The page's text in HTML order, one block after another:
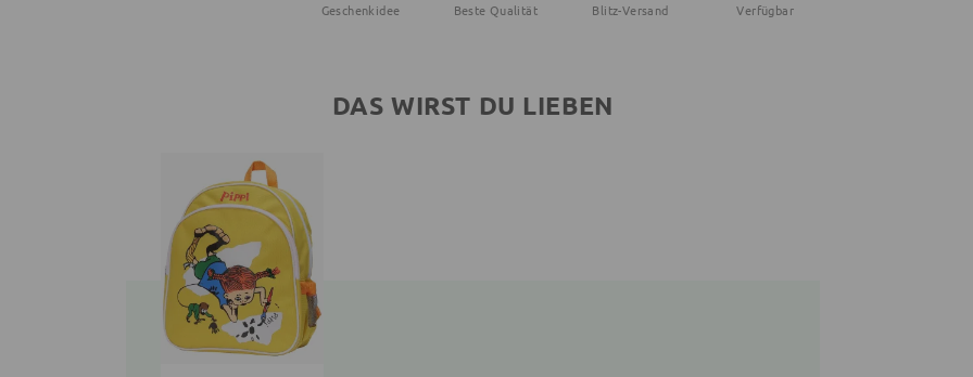
Geschenkidee Beste Qualität Blitz-Versand Verfügbar
DAS WIRST DU LIEBEN